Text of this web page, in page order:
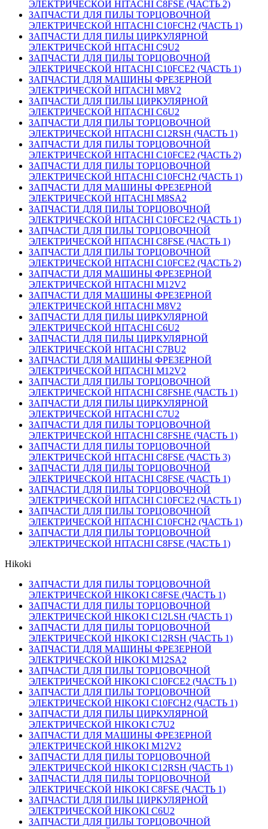
ЭЛЕКТРИЧЕСКОЙ HITACHI C8FSE (ЧАСТЬ 2)
ЗАПЧАСТИ ДЛЯ ПИЛЫ ТОРЦОВОЧНОЙ
ЭЛЕКТРИЧЕСКОЙ HITACHI C10FCH2 (ЧАСТЬ 1)
ЗАПЧАСТИ ДЛЯ ПИЛЫ ЦИРКУЛЯРНОЙ
ЭЛЕКТРИЧЕСКОЙ HITACHI C9U2
ЗАПЧАСТИ ДЛЯ ПИЛЫ ТОРЦОВОЧНОЙ
ЭЛЕКТРИЧЕСКОЙ HITACHI C10FCE2 (ЧАСТЬ 1)
ЗАПЧАСТИ ДЛЯ МАШИНЫ ФРЕЗЕРНОЙ
ЭЛЕКТРИЧЕСКОЙ HITACHI M8V2
ЗАПЧАСТИ ДЛЯ ПИЛЫ ЦИРКУЛЯРНОЙ
ЭЛЕКТРИЧЕСКОЙ HITACHI C6U2
ЗАПЧАСТИ ДЛЯ ПИЛЫ ТОРЦОВОЧНОЙ
ЭЛЕКТРИЧЕСКОЙ HITACHI C12RSH (ЧАСТЬ 1)
ЗАПЧАСТИ ДЛЯ ПИЛЫ ТОРЦОВОЧНОЙ
ЭЛЕКТРИЧЕСКОЙ HITACHI C10FCE2 (ЧАСТЬ 2)
ЗАПЧАСТИ ДЛЯ ПИЛЫ ТОРЦОВОЧНОЙ
ЭЛЕКТРИЧЕСКОЙ HITACHI C10FCH2 (ЧАСТЬ 1)
ЗАПЧАСТИ ДЛЯ МАШИНЫ ФРЕЗЕРНОЙ
ЭЛЕКТРИЧЕСКОЙ HITACHI M8SA2
ЗАПЧАСТИ ДЛЯ ПИЛЫ ТОРЦОВОЧНОЙ
ЭЛЕКТРИЧЕСКОЙ HITACHI C10FCE2 (ЧАСТЬ 1)
ЗАПЧАСТИ ДЛЯ ПИЛЫ ТОРЦОВОЧНОЙ
ЭЛЕКТРИЧЕСКОЙ HITACHI C8FSE (ЧАСТЬ 1)
ЗАПЧАСТИ ДЛЯ ПИЛЫ ТОРЦОВОЧНОЙ
ЭЛЕКТРИЧЕСКОЙ HITACHI C10FCE2 (ЧАСТЬ 2)
ЗАПЧАСТИ ДЛЯ МАШИНЫ ФРЕЗЕРНОЙ
ЭЛЕКТРИЧЕСКОЙ HITACHI M12V2
ЗАПЧАСТИ ДЛЯ МАШИНЫ ФРЕЗЕРНОЙ
ЭЛЕКТРИЧЕСКОЙ HITACHI M8V2
ЗАПЧАСТИ ДЛЯ ПИЛЫ ЦИРКУЛЯРНОЙ
ЭЛЕКТРИЧЕСКОЙ HITACHI C6U2
ЗАПЧАСТИ ДЛЯ ПИЛЫ ЦИРКУЛЯРНОЙ
ЭЛЕКТРИЧЕСКОЙ HITACHI C7BU2
ЗАПЧАСТИ ДЛЯ МАШИНЫ ФРЕЗЕРНОЙ
ЭЛЕКТРИЧЕСКОЙ HITACHI M12V2
ЗАПЧАСТИ ДЛЯ ПИЛЫ ТОРЦОВОЧНОЙ
ЭЛЕКТРИЧЕСКОЙ HITACHI C8FSHE (ЧАСТЬ 1)
ЗАПЧАСТИ ДЛЯ ПИЛЫ ЦИРКУЛЯРНОЙ
ЭЛЕКТРИЧЕСКОЙ HITACHI C7U2
ЗАПЧАСТИ ДЛЯ ПИЛЫ ТОРЦОВОЧНОЙ
ЭЛЕКТРИЧЕСКОЙ HITACHI C8FSHE (ЧАСТЬ 1)
ЗАПЧАСТИ ДЛЯ ПИЛЫ ТОРЦОВОЧНОЙ
ЭЛЕКТРИЧЕСКОЙ HITACHI C8FSE (ЧАСТЬ 3)
ЗАПЧАСТИ ДЛЯ ПИЛЫ ТОРЦОВОЧНОЙ
ЭЛЕКТРИЧЕСКОЙ HITACHI C8FSE (ЧАСТЬ 1)
ЗАПЧАСТИ ДЛЯ ПИЛЫ ТОРЦОВОЧНОЙ
ЭЛЕКТРИЧЕСКОЙ HITACHI C10FCE2 (ЧАСТЬ 1)
ЗАПЧАСТИ ДЛЯ ПИЛЫ ТОРЦОВОЧНОЙ
ЭЛЕКТРИЧЕСКОЙ HITACHI C10FCH2 (ЧАСТЬ 1)
ЗАПЧАСТИ ДЛЯ ПИЛЫ ТОРЦОВОЧНОЙ
ЭЛЕКТРИЧЕСКОЙ HITACHI C8FSE (ЧАСТЬ 1)
Hikoki
ЗАПЧАСТИ ДЛЯ ПИЛЫ ТОРЦОВОЧНОЙ
ЭЛЕКТРИЧЕСКОЙ HIKOKI C8FSE (ЧАСТЬ 1)
ЗАПЧАСТИ ДЛЯ ПИЛЫ ТОРЦОВОЧНОЙ
ЭЛЕКТРИЧЕСКОЙ HIKOKI C12LSH (ЧАСТЬ 1)
ЗАПЧАСТИ ДЛЯ ПИЛЫ ТОРЦОВОЧНОЙ
ЭЛЕКТРИЧЕСКОЙ HIKOKI C12RSH (ЧАСТЬ 1)
ЗАПЧАСТИ ДЛЯ МАШИНЫ ФРЕЗЕРНОЙ
ЭЛЕКТРИЧЕСКОЙ HIKOKI M12SA2
ЗАПЧАСТИ ДЛЯ ПИЛЫ ТОРЦОВОЧНОЙ
ЭЛЕКТРИЧЕСКОЙ HIKOKI C10FCE2 (ЧАСТЬ 1)
ЗАПЧАСТИ ДЛЯ ПИЛЫ ТОРЦОВОЧНОЙ
ЭЛЕКТРИЧЕСКОЙ HIKOKI C10FCH2 (ЧАСТЬ 1)
ЗАПЧАСТИ ДЛЯ ПИЛЫ ЦИРКУЛЯРНОЙ
ЭЛЕКТРИЧЕСКОЙ HIKOKI C7U2
ЗАПЧАСТИ ДЛЯ МАШИНЫ ФРЕЗЕРНОЙ
ЭЛЕКТРИЧЕСКОЙ HIKOKI M12V2
ЗАПЧАСТИ ДЛЯ ПИЛЫ ТОРЦОВОЧНОЙ
ЭЛЕКТРИЧЕСКОЙ HIKOKI C12RSH (ЧАСТЬ 1)
ЗАПЧАСТИ ДЛЯ ПИЛЫ ТОРЦОВОЧНОЙ
ЭЛЕКТРИЧЕСКОЙ HIKOKI C8FSE (ЧАСТЬ 1)
ЗАПЧАСТИ ДЛЯ ПИЛЫ ЦИРКУЛЯРНОЙ
ЭЛЕКТРИЧЕСКОЙ HIKOKI C6U2
ЗАПЧАСТИ ДЛЯ ПИЛЫ ТОРЦОВОЧНОЙ